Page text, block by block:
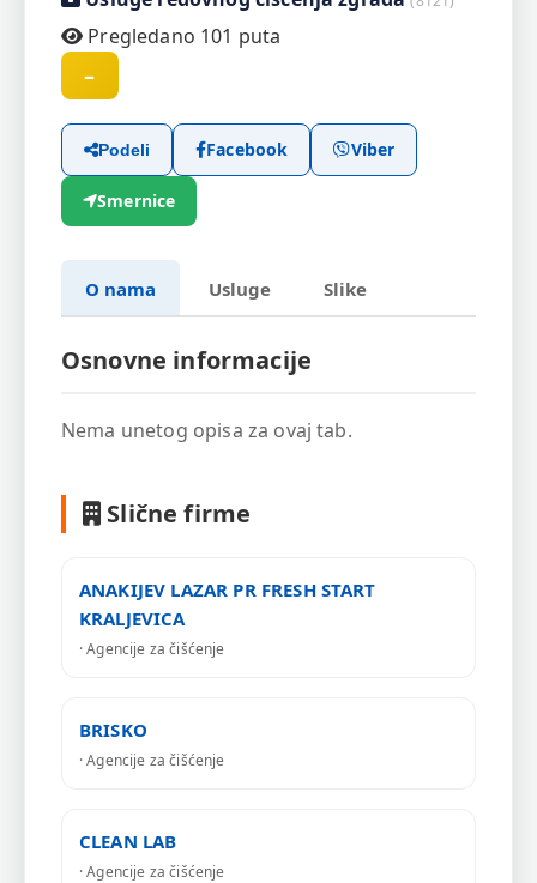
Pregledano 101 puta
–
Podeli Facebook Viber
Smernice
O nama Usluge Slike
Osnovne informacije
Nema unetog opisa za ovaj tab.
Slične firme
ANAKIJEV LAZAR PR FRESH START
KRALJEVICA
· Agencije za čišćenje
BRISKO
· Agencije za čišćenje
CLEAN LAB
· Agencije za čišćenje